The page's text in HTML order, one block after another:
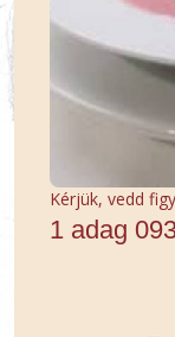
Kérjük, vedd
1 adag